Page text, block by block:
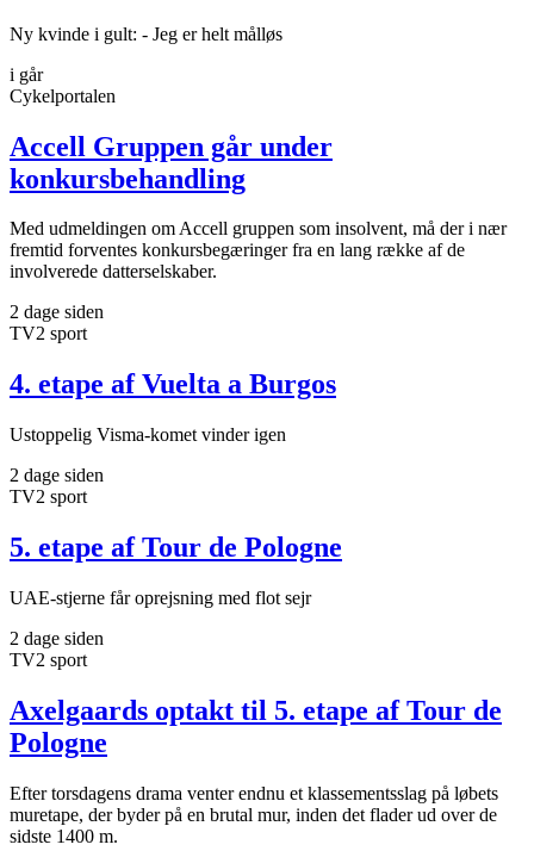
Ny kvinde i gult: - Jeg er helt målløs
i går
Cykelportalen
Accell Gruppen går under
konkursbehandling
Med udmeldingen om Accell gruppen som insolvent, må der i nær
fremtid forventes konkursbegæringer fra en lang række af de
involverede datterselskaber.
2 dage siden
TV2 sport
4. etape af Vuelta a Burgos
Ustoppelig Visma-komet vinder igen
2 dage siden
TV2 sport
5. etape af Tour de Pologne
UAE-stjerne får oprejsning med flot sejr
2 dage siden
TV2 sport
Axelgaards optakt til 5. etape af Tour de
Pologne
Efter torsdagens drama venter endnu et klassementsslag på løbets
muretape, der byder på en brutal mur, inden det flader ud over de
sidste 1400 m.